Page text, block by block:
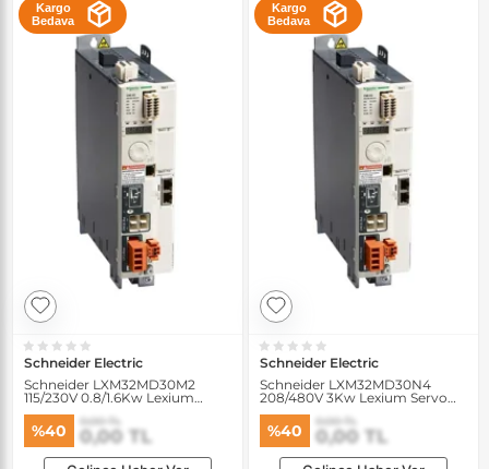
Kargo
Bedava
Schneider Electric
Schneider LXM32MD30M2
115/230V 0.8/1.6Kw Lexium
%40 0,00 TL
0,00 TL
Kargo
Bedava
Schneider Electric
Schneider LXM32MD30N4
208/480V 3Kw Lexium Servo
%40 0,00 TL
0,00 TL